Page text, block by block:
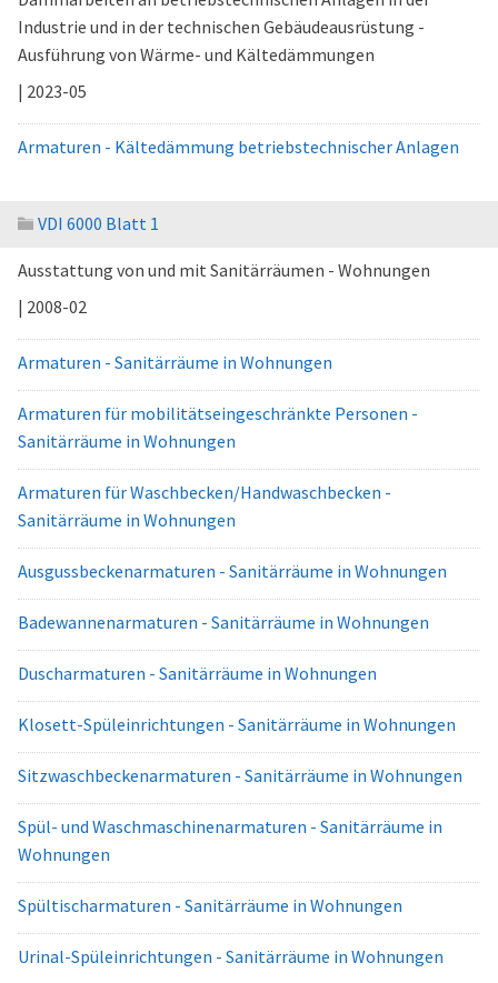
Industrie und in der technischen Gebäudeausrüstung -
Ausführung von Wärme- und Kältedämmungen
| 2023-05
Armaturen - Kältedämmung betriebstechnischer Anlagen
VDI 6000 Blatt 1
Ausstattung von und mit Sanitärräumen - Wohnungen
| 2008-02
Armaturen - Sanitärräume in Wohnungen
Armaturen für mobilitätseingeschränkte Personen -
Sanitärräume in Wohnungen
Armaturen für Waschbecken/Handwaschbecken -
Sanitärräume in Wohnungen
Ausgussbeckenarmaturen - Sanitärräume in Wohnungen
Badewannenarmaturen - Sanitärräume in Wohnungen
Duscharmaturen - Sanitärräume in Wohnungen
Klosett-Spüleinrichtungen - Sanitärräume in Wohnungen
Sitzwaschbeckenarmaturen - Sanitärräume in Wohnungen
Spül- und Waschmaschinenarmaturen - Sanitärräume in
Wohnungen
Spültischarmaturen - Sanitärräume in Wohnungen
Urinal-Spüleinrichtungen - Sanitärräume in Wohnungen